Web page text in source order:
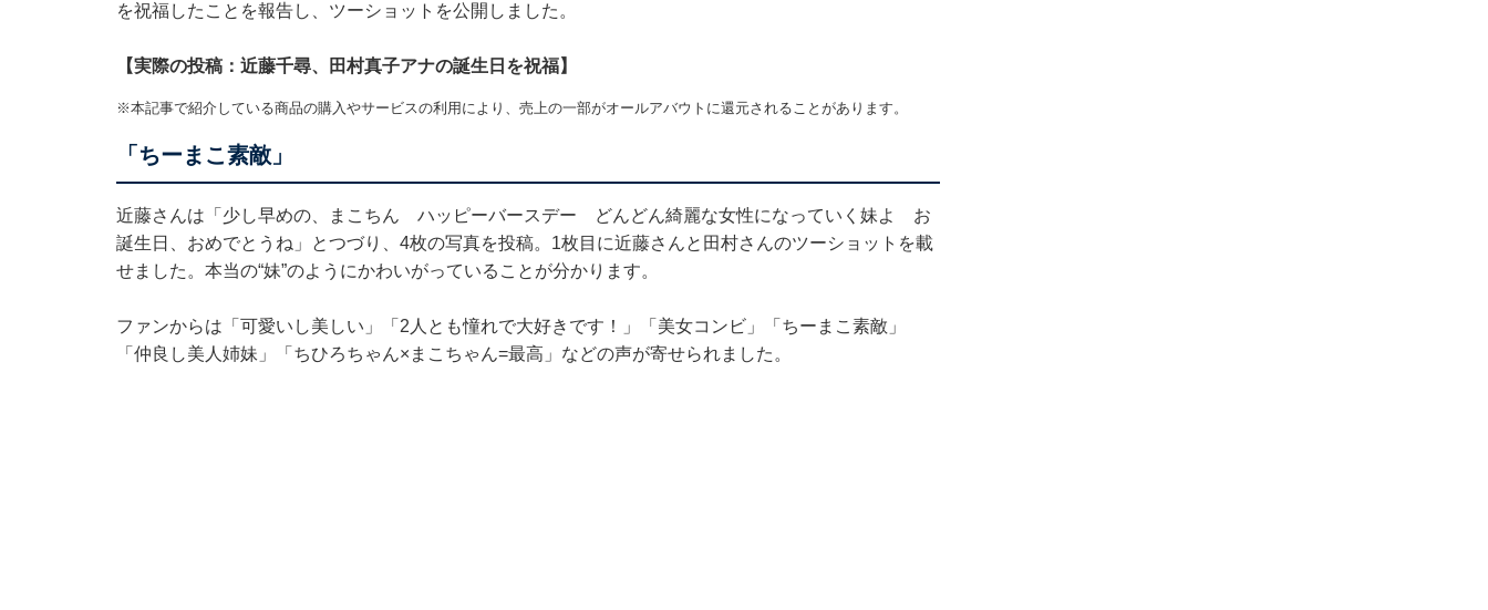
を祝福したことを報告し、ツーショットを公開しました。
【実際の投稿：近藤千尋、田村真子アナの誕生日を祝福】
※本記事で紹介している商品の購入やサービスの利用により、売上の一部がオールアバウトに還元されることがあります。
「ちーまこ素敵」
近藤さんは「少し早めの、まこちん ハッピーバースデー どんどん綺麗な女性になっていく妹よ お
誕生日、おめでとうね」とつづり、4枚の写真を投稿。1枚目に近藤さんと田村さんのツーショットを載
せました。本当の“妹”のようにかわいがっていることが分かります。
ファンからは「可愛いし美しい」「2人とも憧れで大好きです！」「美女コンビ」「ちーまこ素敵」
「仲良し美人姉妹」「ちひろちゃん×まこちゃん=最高」などの声が寄せられました。